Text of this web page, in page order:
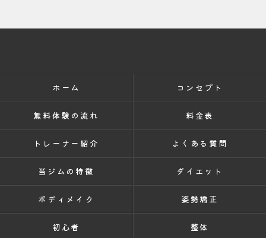
ホーム コンセプト
無料体験の流れ 料金表
トレーナー紹介 よくある質問
当ジムの特徴 ダイエット
ボディメイク 姿勢矯正
初心者 整体